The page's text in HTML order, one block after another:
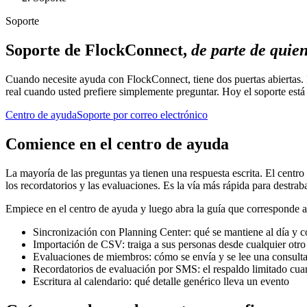
Soporte
Soporte de FlockConnect, de parte de
Cuando necesite ayuda con FlockConnect, tiene dos puertas
real cuando usted prefiere simplemente preguntar. Hoy el soporte
Centro de ayudaSoporte por correo electrónico
Comience en el centro de ayuda
La mayoría de las preguntas ya tienen una respuesta escrita. El
los recordatorios y las evaluaciones. Es la vía más rápida para
Empiece en el centro de ayuda y luego abra la guía que
Sincronización con Planning Center: qué se mantiene al día y
Importación de CSV: traiga a sus personas desde cualquier
Evaluaciones de miembros: cómo se envía y se lee una
Recordatorios de evaluación por SMS: el respaldo limitado
Escritura al calendario: qué detalle genérico lleva un evento